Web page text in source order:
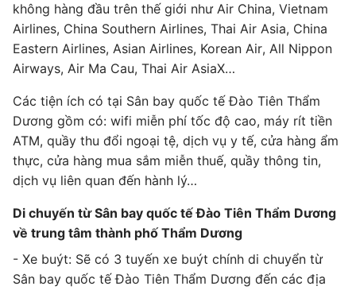
không hàng đầu trên thế giới như Air China, Vietnam
Airlines, China Southern Airlines, Thai Air Asia, China
Eastern Airlines, Asian Airlines, Korean Air, All Nippon
Airways, Air Ma Cau, Thai Air AsiaX…
Các tiện ích có tại Sân bay quốc tế Đào Tiên Thẩm
Dương gồm có: wifi miễn phí tốc độ cao, máy rít tiền
ATM, quầy thu đổi ngoại tệ, dịch vụ y tế, cửa hàng ẩm
thực, cửa hàng mua sắm miễn thuế, quầy thông tin,
dịch vụ liên quan đến hành lý…
Di chuyến từ Sân bay quốc tế Đào Tiên Thẩm Dương
về trung tâm thành phố Thẩm Dương
- Xe buýt: Sẽ có 3 tuyến xe buýt chính di chuyển từ
Sân bay quốc tế Đào Tiên Thẩm Dương đến các địa